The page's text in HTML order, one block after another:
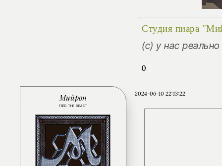
Студия пиара
(с) у нас
0
2024-06-10 22:13:22
Мийрон
FEED THE BEAST